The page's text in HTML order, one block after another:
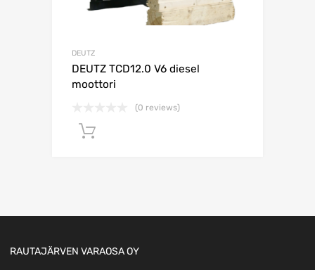
DEUTZ
DEUTZ TCD12.0 V6 diesel
moottori
(0 reviews)
RAUTAJÄRVEN VARAOSA OY